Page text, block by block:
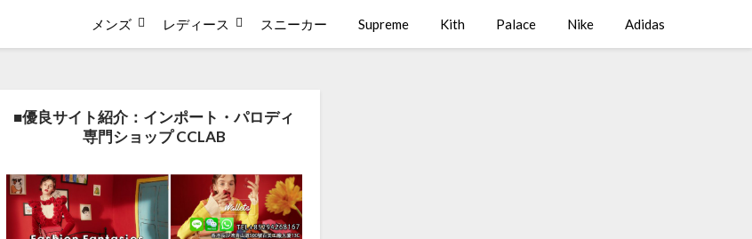
メンズ レディース スニーカー Supreme Kith Palace Nike Adidas
■優良サイト紹介：インポート・パロディ
専門ショップ CCLAB